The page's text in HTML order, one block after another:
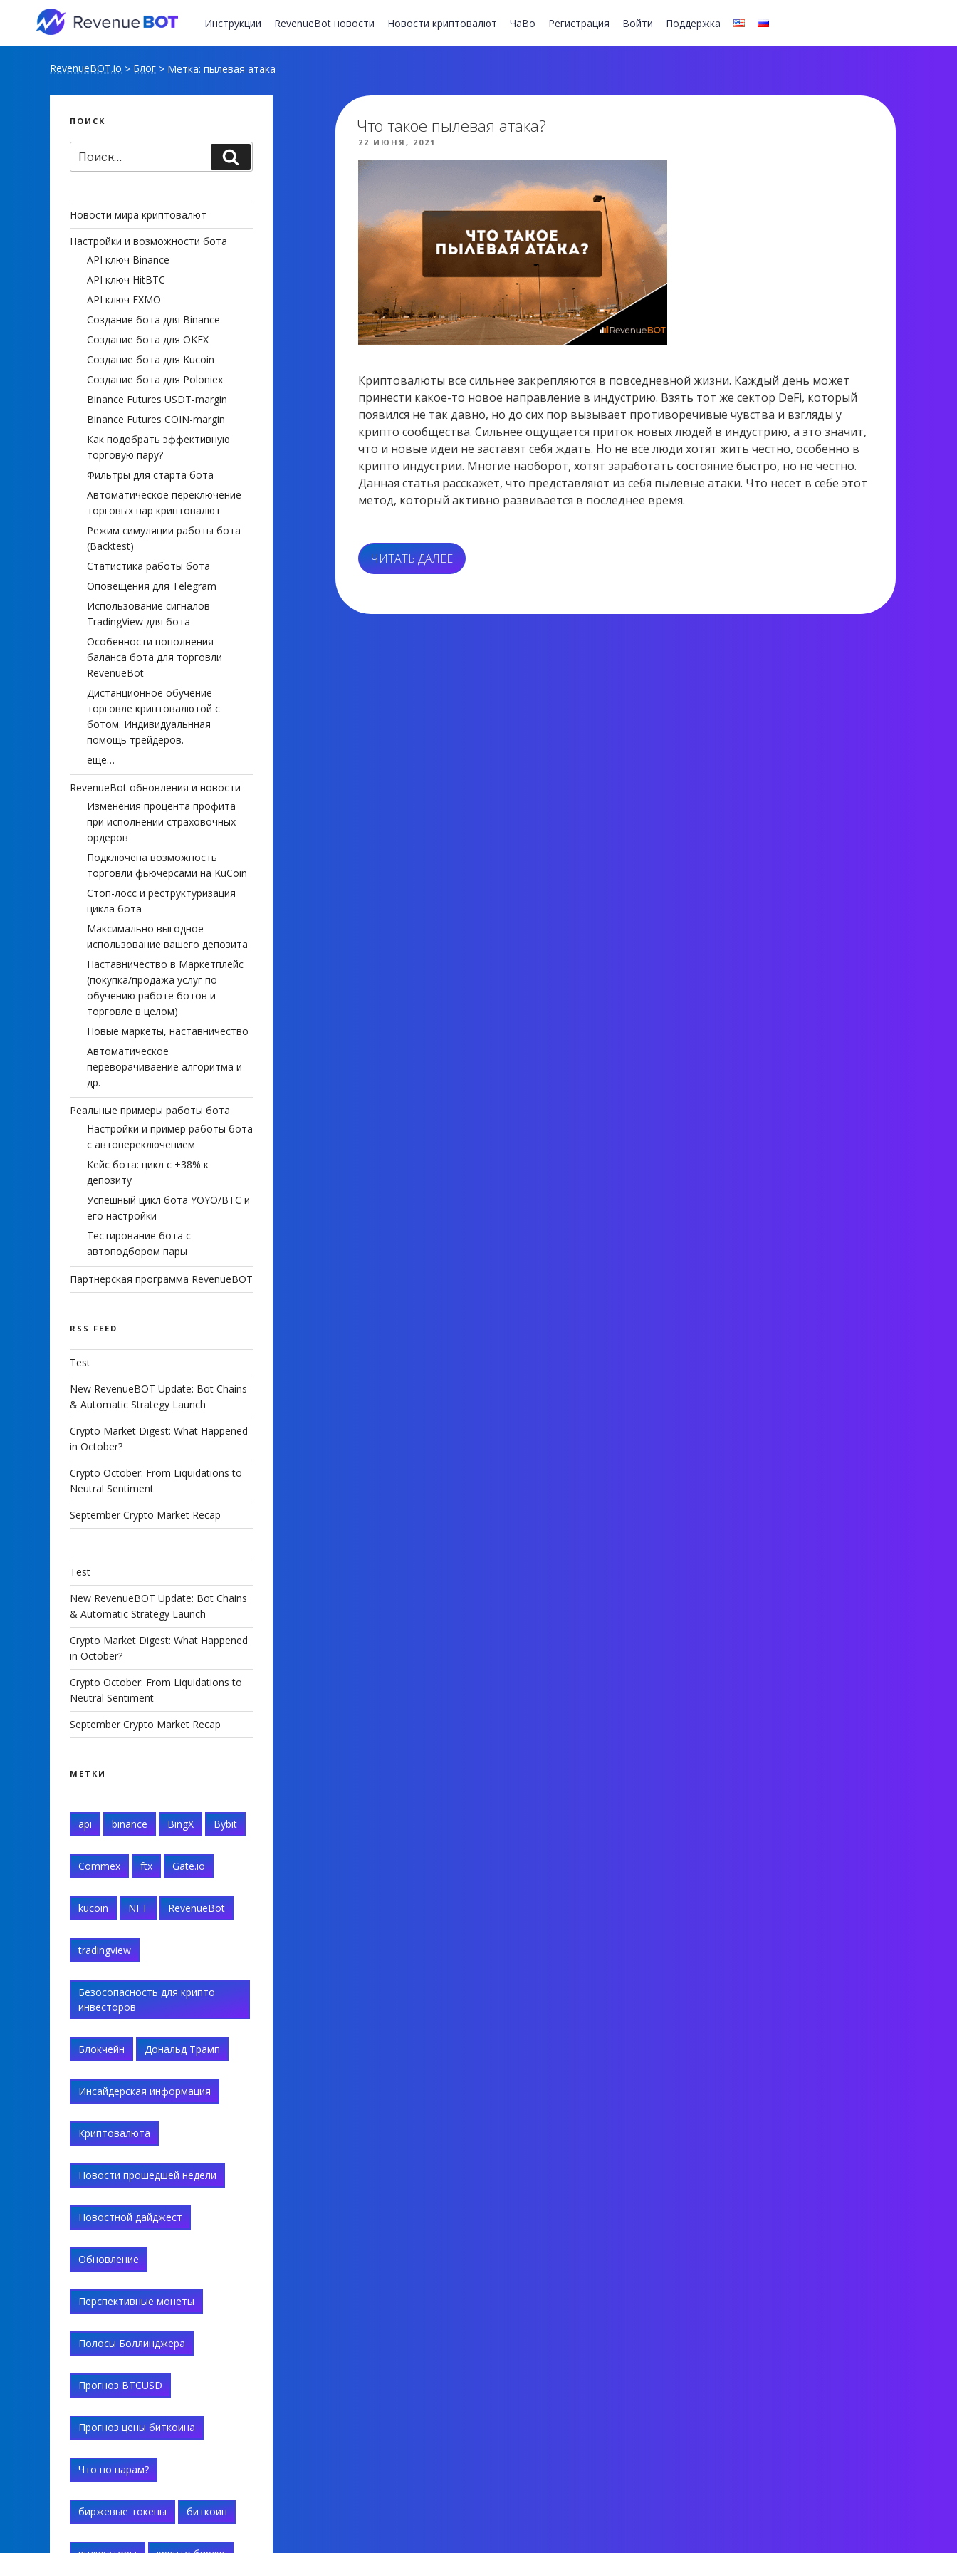
Перейти
содержимому
Инструкции RevenueBot новости Новости криптовалют ЧаВо Регистрация Войти Поддержка
RevenueBOT.io > Блог > Метка: пылевая атака
Что такое пылевая атака?
ОПУБЛИКОВАНО
22 ИЮНЯ, 2021
Криптовалюты все сильнее закрепляются в повседневной жизни. Каждый день может
принести какое-то новое направление в индустрию. Взять тот же сектор DeFi, который
появился не так давно, но до сих пор вызывает противоречивые чувства и взгляды у
крипто сообщества. Сильнее ощущается приток новых людей в индустрию, а это значит,
что и новые идеи не заставят себя ждать. Но не все люди хотят жить честно, особенно в
крипто индустрии. Многие наоборот, хотят заработать состояние быстро, но не честно.
Данная статья расскажет, что представляют из себя пылевые атаки. Что несет в себе этот
метод, который активно развивается в последнее время.
ЧИТАТЬ ДАЛЕЕ«ЧТО
ТАКОЕ
ПОИСК
Новости мира криптовалют
Настройки и возможности бота
API ключ Binance
API ключ HitBTC
API ключ EXMO
Создание бота для Binance
Создание бота для OKEX
Создание бота для Kucoin
Создание бота для Poloniex
Binance Futures USDT-margin
Binance Futures COIN-margin
Как подобрать эффективную
торговую пару?
Фильтры для старта бота
Автоматическое переключение
торговых пар криптовалют
Режим симуляции работы бота
(Backtest)
Статистика работы бота
Оповещения для Telegram
Использование сигналов
TradingView для бота
Особенности пополнения
баланса бота для торговли
RevenueBot
Дистанционное обучение
торговле криптовалютой с
ботом. Индивидуальнная
помощь трейдеров.
еще…
RevenueBot обновления и новости
Изменения процента профита
при исполнении страховочных
ордеров
Подключена возможность
торговли фьючерсами на KuCoin
Стоп-лосс и реструктуризация
цикла бота
Максимально выгодное
использование вашего депозита
Наставничество в Маркетплейс
(покупка/продажа услуг по
обучению работе ботов и
торговле в целом)
Новые маркеты, наставничество
Автоматическое
переворачиваение алгоритма и
др.
Реальные примеры работы бота
Настройки и пример работы бота
с автопереключением
Кейс бота: цикл с +38% к
депозиту
Успешный цикл бота YOYO/BTC и
его настройки
Тестирование бота с
автоподбором пары
Партнерская программа RevenueBOT
RSS FEED
Test
New RevenueBOT Update: Bot Chains
& Automatic Strategy Launch
Crypto Market Digest: What Happened
in October?
Crypto October: From Liquidations to
Neutral Sentiment
September Crypto Market Recap
Test
New RevenueBOT Update: Bot Chains
& Automatic Strategy Launch
Crypto Market Digest: What Happened
in October?
Crypto October: From Liquidations to
Neutral Sentiment
September Crypto Market Recap
МЕТКИ
api binance BingX Bybit
Commex ftx Gate.io
kucoin NFT RevenueBot
tradingview
Безосопасность для крипто
инвесторов
Блокчейн Дональд Трамп
Инсайдерская информация
Криптовалюта
Новости прошедшей недели
Новостной дайджест
Обновление
Перспективные монеты
Полосы Боллинджера
Прогноз BTCUSD
Прогноз цены биткоина
Что по парам?
биржевые токены биткоин